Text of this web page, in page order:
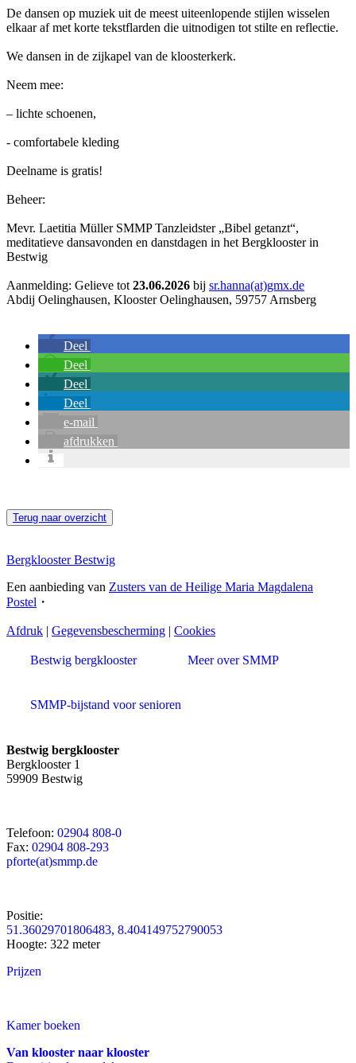
De dansen op muziek uit de meest uiteenlopende stijlen wisselen
elkaar af met korte tekstflarden die uitnodigen tot stilte en reflectie.
We dansen in de zijkapel van de kloosterkerk.
Neem mee:
– lichte schoenen,
- comfortabele kleding
Deelname is gratis!
Beheer:
Mevr. Laetitia Müller SMMP Tanzleidster „Bibel getanzt“,
meditatieve dansavonden en danstdagen in het Bergklooster in
Bestwig
Aanmelding: Gelieve tot 23.06.2026 bij sr.hanna(at)gmx.de
Abdij Oelinghausen, Klooster Oelinghausen, 59757 Arnsberg
Deel
Deel
Deel
Deel
e-mail
afdrukken
Terug naar overzicht
Bergklooster Bestwig
Een aanbieding van Zusters van de Heilige Maria Magdalena
Postel ・
Afdruk | Gegevensbescherming | Cookies
Bestwig bergklooster Meer over SMMP
SMMP-bijstand voor senioren
Bestwig bergklooster
Bergklooster 1
59909 Bestwig
Telefoon: 02904 808-0
Fax: 02904 808-293
pforte(at)smmp.de
Positie:
51.36029701806483, 8.404149752790053
Hoogte: 322 meter
Prijzen
Kamer boeken
Van klooster naar klooster